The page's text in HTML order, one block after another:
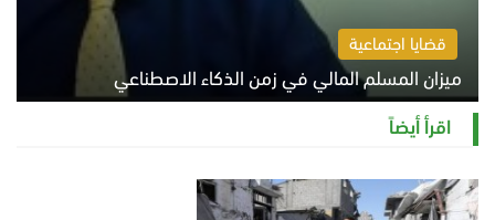
قضايا اجتماعية
ميزان المسلم المالي في زمن الذكاء الاصطناعي
السبت 8 أغسطس 2026 11:21 ص
اقرأ أيضاً